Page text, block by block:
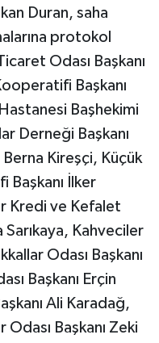
Duran, saha
protokol
Odası Başkanı
Başkanı
Başhekimi
Derneği Başkanı
Kireşçi, Küçük
Başkanı İlker
Kredi ve Kefalet
Kahveciler
Odası Başkanı
Başkanı Erçin
Ali Karadağ,
Başkanı Zeki